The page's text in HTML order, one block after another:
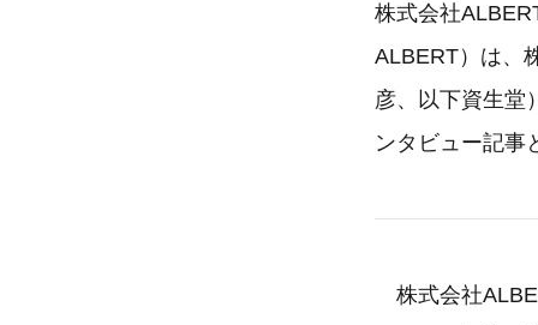
株式会社
ALBERT）は、
彦、以下資生堂
ンタビュー記事
株式会社